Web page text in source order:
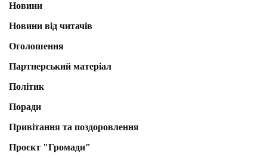
Новини
Новини від читачів
Оголошення
Партнерський матеріал
Політик
Поради
Привітання та поздоровлення
Проєкт "Громади"